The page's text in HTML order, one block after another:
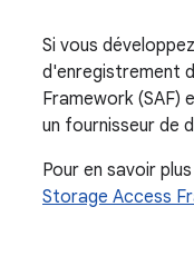
Si vous
d'enregistrement
Framework (SAF)
un fournisseur de
Pour en savoir
Storage Access